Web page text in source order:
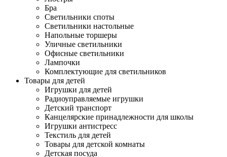
Бра
Светильники споты
Светильники настольные
Напольные торшеры
Уличные светильники
Офисные светильники
Лампочки
Комплектующие для светильников
Товары для детей
Игрушки для детей
Радиоуправляемые игрушки
Детский транспорт
Канцелярские принадлежности для школы
Игрушки антистресс
Текстиль для детей
Товары для детской комнаты
Детская посуда